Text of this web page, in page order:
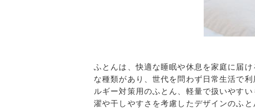
ふとんは、快適な睡眠や休息を家庭に届
な種類があり、世代を問わず日常生活で
ルギー対策用のふとん、軽量で扱いやす
濯や干しやすさを考慮したデザインのふ